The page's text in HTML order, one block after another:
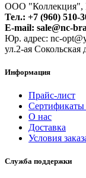
ООО "Коллекция",
Тел.: +7 (960) 510-
E-mail: sale@nc-
Юр. адрес: nc-
ул.2-ая Сокольская
Информация
Прайс-лист
О нас
Доставка
Условия
Служба поддержки